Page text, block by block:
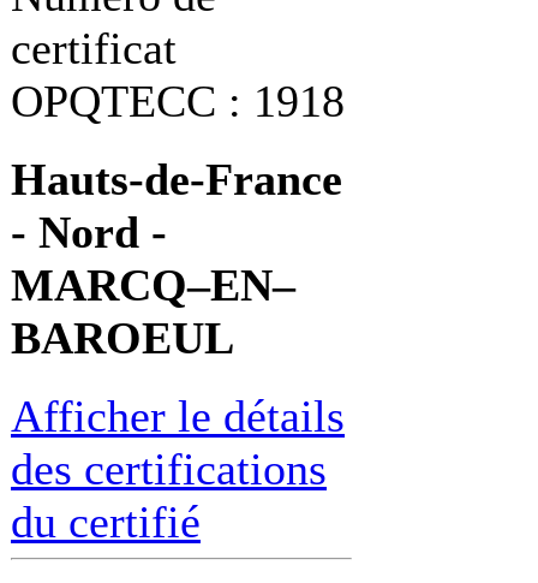
certificat
OPQTECC : 1918
Hauts-de-France
- Nord -
MARCQ–EN–
BAROEUL
Afficher le détails
des certifications
du certifié